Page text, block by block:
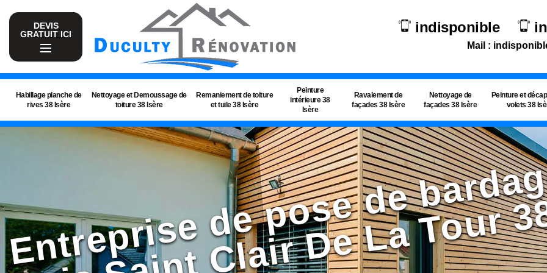
DEVIS
GRATUIT ICI
indisponible
Mail :
Habillage planche de
rives 38 Isère
Nettoyage et Demoussage de
toiture 38 Isère
Remaniement de toiture
et tuile 38 Isère
Peinture
intérieure 38
Isère
Ravalement de
façades 38 Isère
Nettoyage de
façades 38 Isère
Peinture et
volets 38